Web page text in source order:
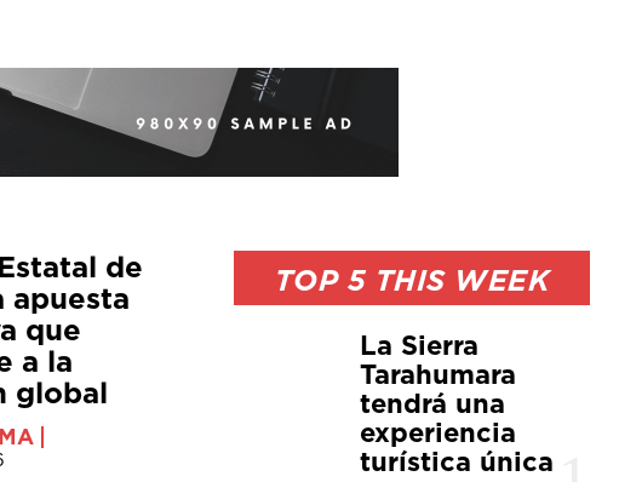
de
apuesta
que
a la
global
TOP 5 THIS WEEK
La Sierra
Tarahumara
tendrá una
experiencia
turística única